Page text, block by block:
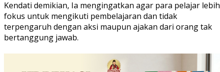
Kendati demikian, Ia mengingatkan agar para pelajar lebih
fokus untuk mengikuti pembelajaran dan tidak
terpengaruh dengan aksi maupun ajakan dari orang tak
bertanggung jawab.